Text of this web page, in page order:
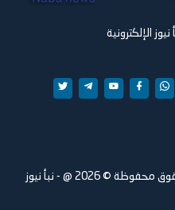
الإلكترونية
محفوظة © 2026 @ - نبأ نيوز